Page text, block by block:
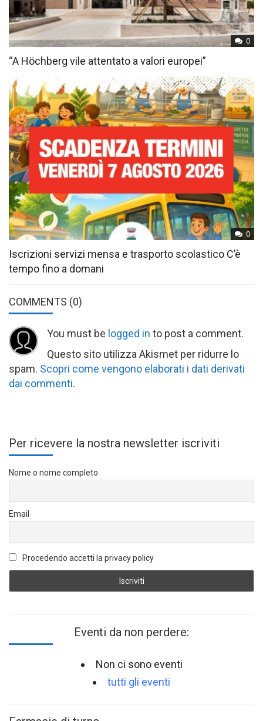
0
“A Höchberg vile attentato a valori europei”
0
Iscrizioni servizi mensa e trasporto scolastico C’è
tempo fino a domani
COMMENTS (0)
You must be logged in to post a comment.
Questo sito utilizza Akismet per ridurre lo
spam. Scopri come vengono elaborati i dati derivati
dai commenti.
Per ricevere la nostra newsletter iscriviti
Nome o nome completo
Email
Procedendo accetti la privacy policy
Eventi da non perdere:
Non ci sono eventi
tutti gli eventi